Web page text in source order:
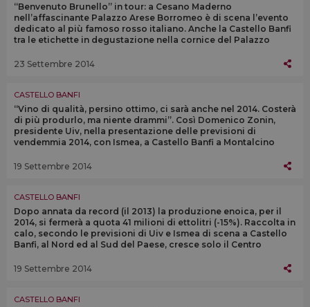
“Benvenuto Brunello” in tour: a Cesano Maderno
nell’affascinante Palazzo Arese Borromeo è di scena l’evento
dedicato al più famoso rosso italiano. Anche la Castello Banfi
tra le etichette in degustazione nella cornice del Palazzo
23 Settembre 2014
CASTELLO BANFI
“Vino di qualità, persino ottimo, ci sarà anche nel 2014. Costerà
di più produrlo, ma niente drammi”. Così Domenico Zonin,
presidente Uiv, nella presentazione delle previsioni di
vendemmia 2014, con Ismea, a Castello Banfi a Montalcino
19 Settembre 2014
CASTELLO BANFI
Dopo annata da record (il 2013) la produzione enoica, per il
2014, si fermerà a quota 41 milioni di ettolitri (-15%). Raccolta in
calo, secondo le previsioni di Uiv e Ismea di scena a Castello
Banfi, al Nord ed al Sud del Paese, cresce solo il Centro
19 Settembre 2014
CASTELLO BANFI